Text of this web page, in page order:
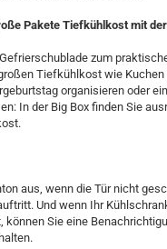
Pakete Tiefkühlkost mit
zum
Tiefkühlkost wie Kuchen
organisieren oder
In der Big Box finden Sie
aus, wenn die Tür nicht
Und wenn Ihr
können Sie eine